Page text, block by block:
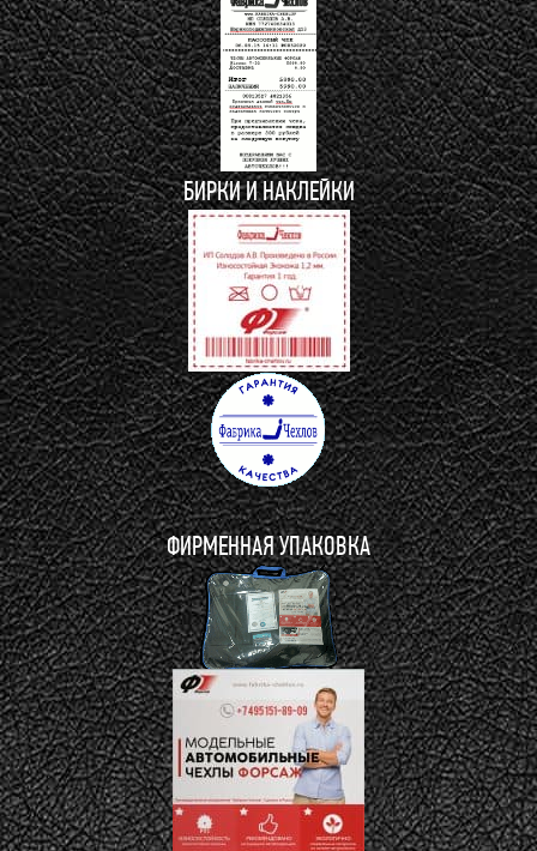
БИРКИ И НАКЛЕЙКИ
ФИРМЕННАЯ УПАКОВКА